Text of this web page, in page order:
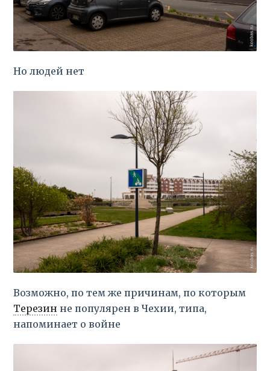
Но людей нет
Возможно, по тем же причинам, по которым
Терезин не популярен в Чехии, типа,
напоминает о войне